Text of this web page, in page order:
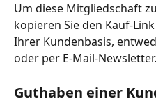
Um diese Mitgliedschaft
kopieren Sie den Kauf-
Ihrer Kundenbasis,
oder per E-Mail-Newsletter.
Guthaben einer